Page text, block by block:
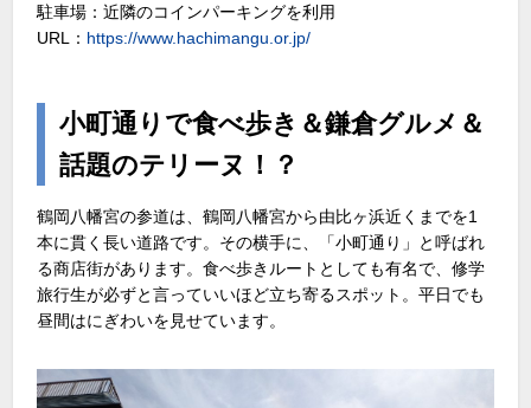
駐車場：近隣のコインパーキングを利用
URL： https://www.hachimangu.or.jp/
小町通りで食べ歩き＆鎌倉グルメ＆
話題のテリーヌ！？
鶴岡八幡宮の参道は、鶴岡八幡宮から由比ヶ浜近くまでを1
本に貫く長い道路です。その横手に、「小町通り」と呼ばれ
る商店街があります。食べ歩きルートとしても有名で、修学
旅行生が必ずと言っていいほど立ち寄るスポット。平日でも
昼間はにぎわいを見せています。